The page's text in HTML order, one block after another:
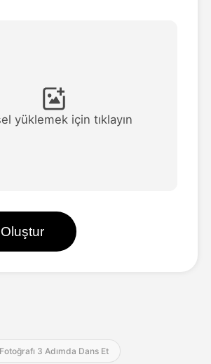
şablonları görüntüle
yüklemek için tıklayın
Fotoğrafı 3 Adımda Dans Et